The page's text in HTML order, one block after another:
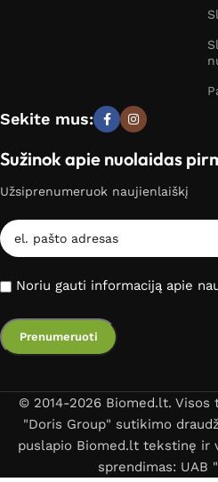
Sekite mus:
Sužinok apie nuolaidas
Užsiprenumeruok naujienlaiškį
Noriu gauti informaciją apie
© 2014-2026 Biomed.lt. Visos
"Doris Group" sutikimo
puslapio Biomed.lt tekstinę ir
sprendimas: UAB